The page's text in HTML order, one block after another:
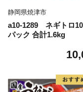
静岡県焼津市
a10-1289 ネギトロ
パック 合計1.6kg